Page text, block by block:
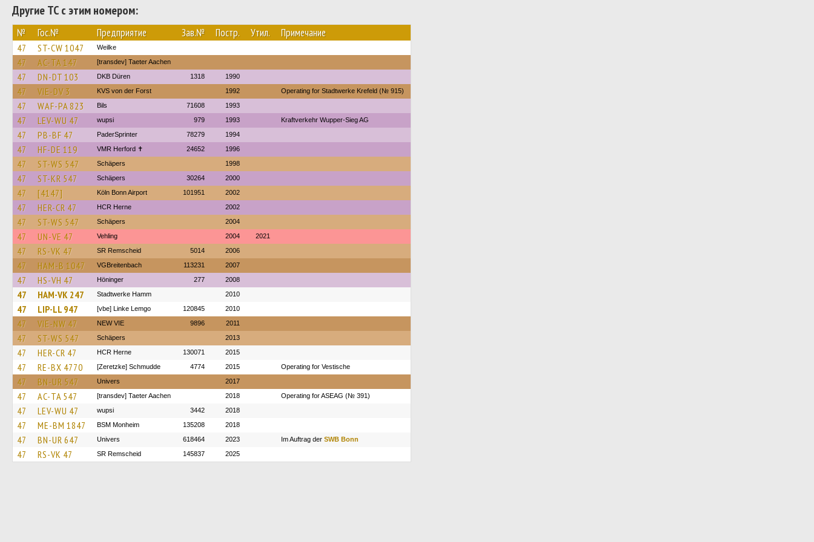
Другие ТС с этим номером:
№ Гос.№ Предприятие Зав.№ Постр. Утил. Примечание
47 ST-CW 1047 Weilke
47 AC-TA 147 [transdev] Taeter Aachen
47 DN-DT 103 DKB Düren 1318 1990
47 VIE-DV 3 KVS von der Forst 1992 Operating for Stadtwerke Krefeld (№ 915)
47 WAF-PA 823 Bils 71608 1993
47 LEV-WU 47 wupsi 979 1993 Kraftverkehr Wupper-Sieg AG
47 PB-BF 47 PaderSprinter 78279 1994
47 HF-DE 119 VMR Herford ✝ 24652 1996
47 ST-WS 547 Schäpers 1998
47 ST-KR 547 Schäpers 30264 2000
47 [4147] Köln Bonn Airport 101951 2002
47 HER-CR 47 HCR Herne 2002
47 ST-WS 547 Schäpers 2004
47 UN-VE 47 Vehling 2004 2021
47 RS-VK 47 SR Remscheid 5014 2006
47 HAM-B 1047 VGBreitenbach 113231 2007
47 HS-VH 47 Höninger 277 2008
47 HAM-VK 247 Stadtwerke Hamm 2010
47 LIP-LL 947 [vbe] Linke Lemgo 120845 2010
47 VIE-NW 47 NEW VIE 9896 2011
47 ST-WS 547 Schäpers 2013
47 HER-CR 47 HCR Herne 130071 2015
47 RE-BX 4770 [Zeretzke] Schmudde 4774 2015 Operating for Vestische
47 BN-UR 547 Univers 2017
47 AC-TA 547 [transdev] Taeter Aachen 2018 Operating for ASEAG (№ 391)
47 LEV-WU 47 wupsi 3442 2018
47 ME-BM 1847 BSM Monheim 135208 2018
47 BN-UR 647 Univers 618464 2023 Im Auftrag der SWB Bonn
47 RS-VK 47 SR Remscheid 145837 2025